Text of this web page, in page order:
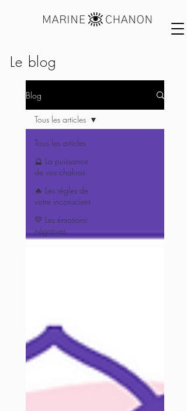
Le blog
Blog
Tous les articles
🔮 La puissance
de vos chakras
🔥 Les règles de
votre inconscient
💛 Les émotions
négatives
Tous les articles